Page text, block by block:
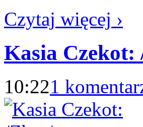
Czytaj więcej ›
Kasia Czekot:
10:221